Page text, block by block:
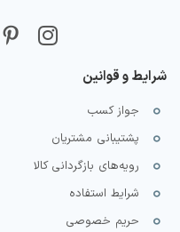
شرایط و قوانین
جواز کسب
پشتیبانی مشتریان
رویه‌های بازگردانی کالا
شرایط استفاده
حریم خصوصی